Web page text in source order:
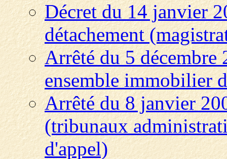
Décret du 14 janvier
détachement
Arrêté du 5
ensemble immobilier
Arrêté du 8 janvier
(tribunaux
d'appel)